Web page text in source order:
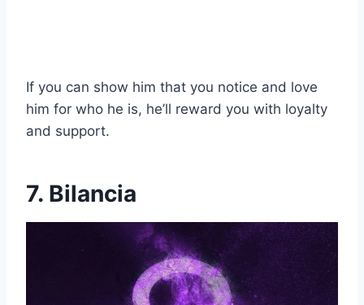
If you can show him that you notice and love
him for who he is, he’ll reward you with loyalty
and support.
7. Bilancia